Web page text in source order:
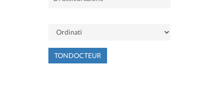
TONDOCTEUR